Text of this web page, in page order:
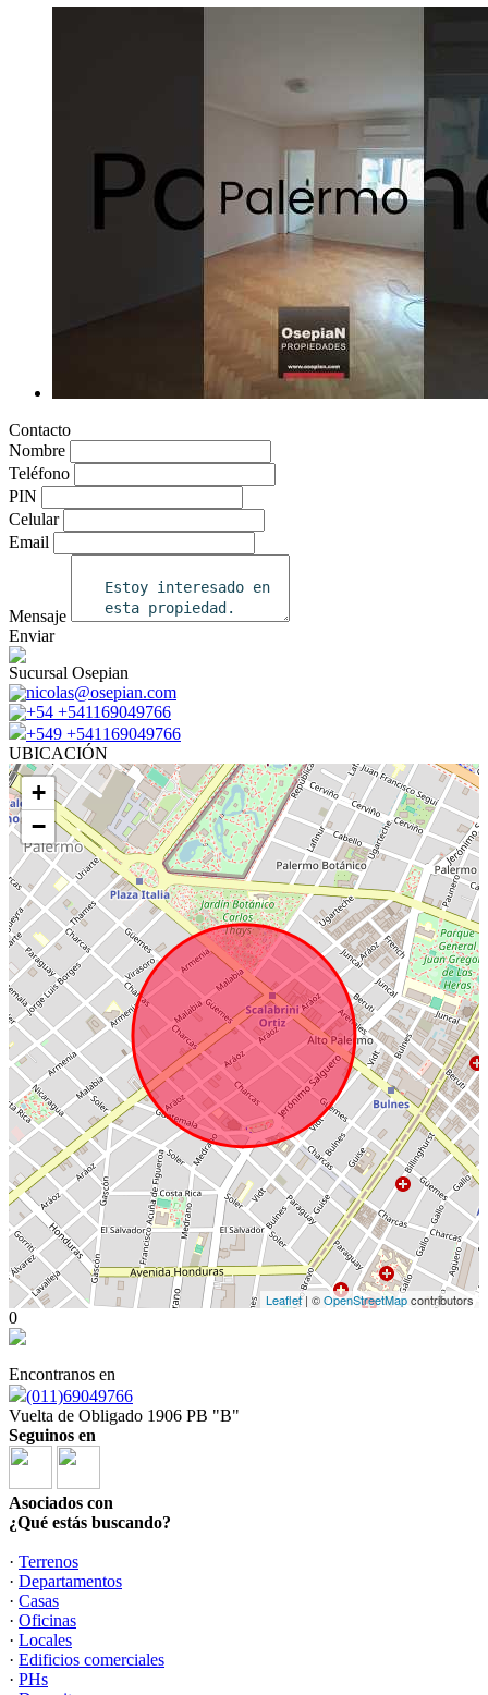
Contacto
Nombre
Teléfono
PIN
Celular
Email
Mensaje
Enviar
Sucursal Osepian
nicolas@osepian.com
+54 +541169049766
+549 +541169049766
UBICACIÓN
+
−
Leaflet| ©OpenStreetMapcontributors
0
Encontranos en
(011)69049766
Vuelta de Obligado 1906 PB "B"
Seguinos en
Asociados con
¿Qué estás buscando?
· Terrenos
· Departamentos
· Casas
· Oficinas
· Locales
· Edificios comerciales
· PHs